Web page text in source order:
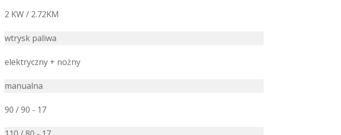
2 KW / 2.72KM
wtrysk paliwa
elektryczny + nożny
manualna
90 / 90 - 17